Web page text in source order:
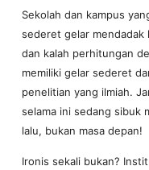
Sekolah dan kampus
sederet gelar mendadak
dan kalah perhitungan
memiliki gelar sederet
penelitian yang ilmiah.
selama ini sedang sibuk
lalu, bukan masa depan!
Ironis sekali bukan?